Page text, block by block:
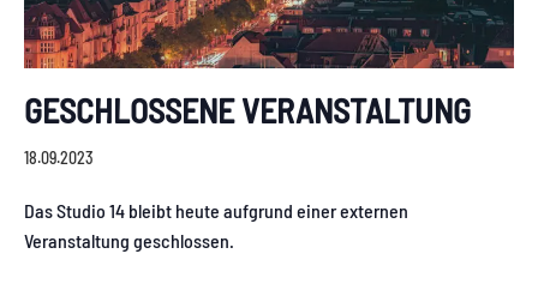
GESCHLOSSENE VERANSTALTUNG
18.09.2023
Das Studio 14 bleibt heute aufgrund einer externen
Veranstaltung geschlossen.